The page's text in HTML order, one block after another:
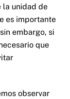
la unidad de
es importante
embargo, si
que
observar